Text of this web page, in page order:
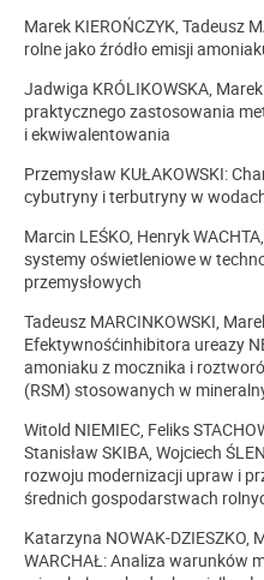
Marek KIEROŃCZYK, Tadeusz
rolne jako źródło emisji
Jadwiga KRÓLIKOWSKA,
praktycznego zastosowania
i ekwiwalentowania
Przemysław KUŁAKOWSKI:
cybutryny i terbutryny w
Marcin LEŚKO, Henryk
systemy oświetleniowe w
przemysłowych
Tadeusz MARCINKOWSKI,
Efektywnośćinhibitora ureazy
amoniaku z mocznika i
(RSM) stosowanych w
Witold NIEMIEC, Feliks
Stanisław SKIBA, Wojciech
rozwoju modernizacji upraw i
średnich gospodarstwach
Katarzyna NOWAK-DZIESZKO,
WARCHAŁ: Analiza warunków